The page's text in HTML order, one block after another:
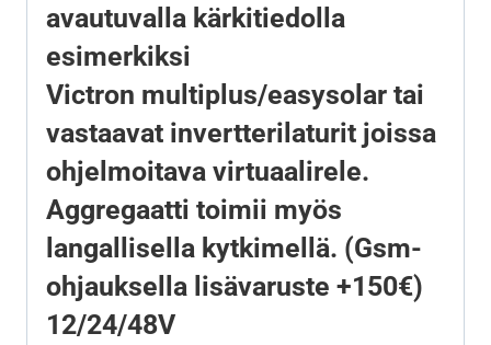
avautuvalla kärkitiedolla
esimerkiksi
Victron multiplus/easysolar tai
vastaavat invertterilaturit joissa
ohjelmoitava virtuaalirele.
Aggregaatti toimii myös
langallisella kytkimellä. (Gsm-
ohjauksella lisävaruste +150€)
12/24/48V